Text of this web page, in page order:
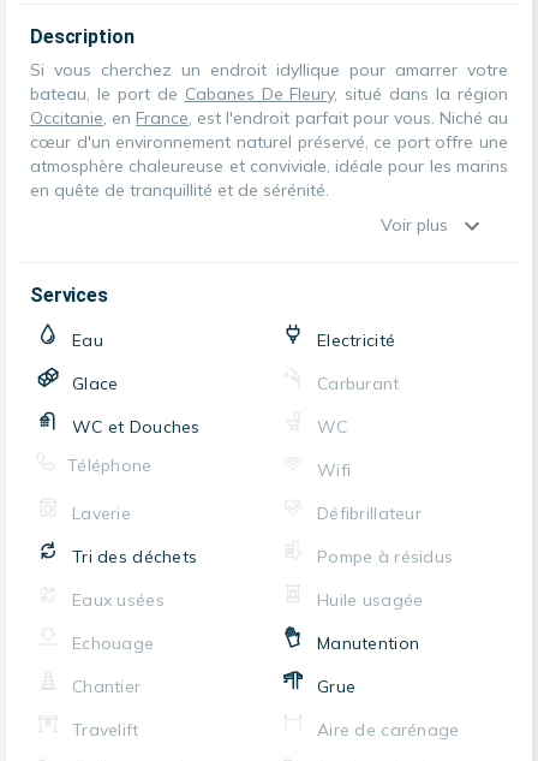
Description
Si vous cherchez un endroit idyllique pour amarrer votre
bateau, le port de Cabanes De Fleury, situé dans la région
Occitanie, en France, est l'endroit parfait pour vous. Niché au
cœur d'un environnement naturel préservé, ce port offre une
atmosphère chaleureuse et conviviale, idéale pour les marins
en quête de tranquillité et de sérénité.
Voir plus
Services
Eau
Electricité
Glace
Carburant
WC et Douches
WC
Téléphone
Wifi
Laverie
Défibrillateur
Tri des déchets
Pompe à résidus
Eaux usées
Huile usagée
Echouage
Manutention
Chantier
Grue
Travelift
Aire de carénage